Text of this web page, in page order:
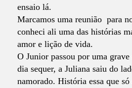
ensaio lá.
Marcamos uma reunião para
conheci ali uma das histórias
amor e lição de vida.
O Junior passou por uma
dia sequer, a Juliana saiu do
namorado. História essa que